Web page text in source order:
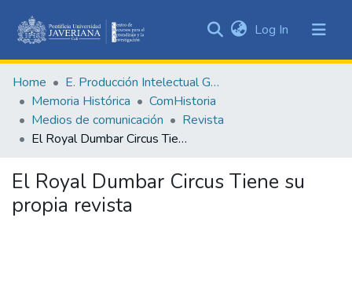
&
Collections
All of DSpace
Log In (current)
Home
E. Producción Intelectual General
Memoria Histórica
ComHistoria
Medios de comunicación
Revista
El Royal Dumbar Circus Tiene su propia revista
El Royal Dumbar Circus Tiene su
propia revista